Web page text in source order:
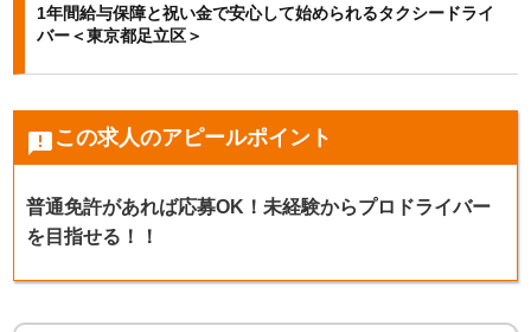
1年間給与保障と祝い金で安心して始められるタクシードライ
バー＜東京都足立区＞
announcement この求人のアピールポイント
普通免許があれば応募OK！未経験からプロドライバー
を目指せる！！